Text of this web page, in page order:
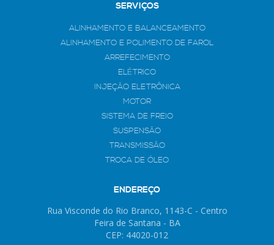
SERVIÇOS
ALINHAMENTO E BALANCEAMENTO
ALINHAMENTO E POLIMENTO DE FAROL
ARREFECIMENTO
ELÉTRICO
INJEÇÃO ELETRÔNICA
MOTOR
SISTEMA DE FREIO
SUSPENSÃO
TRANSMISSÃO
TROCA DE ÓLEO
ENDEREÇO
Rua Visconde do Rio Branco, 1143-C - Centro
Feira de Santana - BA
CEP: 44020-012